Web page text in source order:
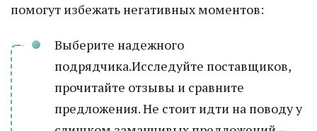
помогут избежать негативных моментов:
Выберите надежного
подрядчика.Исследуйте поставщиков,
прочитайте отзывы и сравните
предложения. Не стоит идти на поводу у